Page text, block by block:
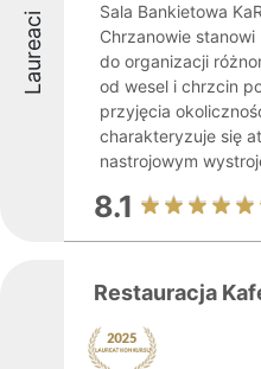
Laureaci
Sala Bankietowa
Chrzanowie
do organizacji
od wesel i chrzcin
przyjęcia
charakteryzuje się
nastrojowym
8.1
Restauracja